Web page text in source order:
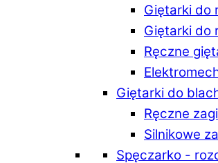
Giętarki do
Giętarki do
Ręczne
Giętarki do
Ręczne
Silnikowe
Spęczarko -